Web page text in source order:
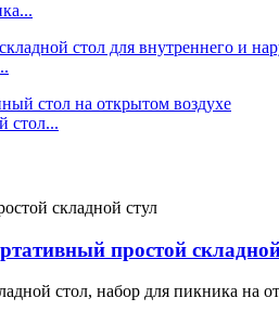
стол...
простой